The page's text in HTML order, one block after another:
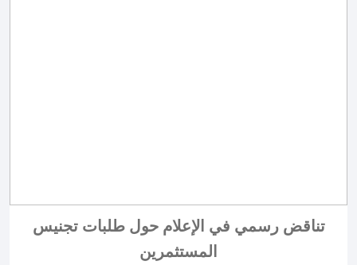
تناقض رسمي في الإعلام حول طلبات تجنيس
المستثمرين